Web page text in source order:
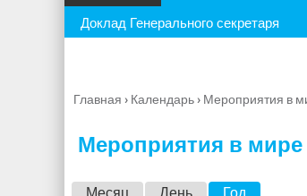
Доклад Генерального секретаря
Вы
Главная › Календарь› Мероприятия в
Мероприятия в мире